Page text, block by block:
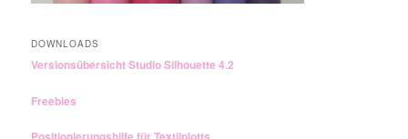
DOWNLOADS
Versionsübersicht Studio Silhouette 4.2
Freebies